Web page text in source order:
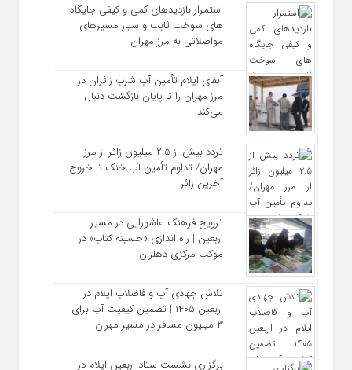
استمرار بازدیدهای کمی و کیفی جایگاه‌
های سوخت ثابت و سیار مسیرهای
مواصلاتی به مرز مهران
آبفای ایلام تأمین آب شرب زائران در
مرز مهران را تا پایان بازگشت دنبال
می‌کند
تردد بیش از ۲.۵ میلیون زائر از مرز
مهران/ تداوم تأمین آب خنک تا خروج
آخرین زائر
ترویج فرهنگ عاشورایی در مسیر
اربعین | راه‌ اندازی «حسینه کتاب» در
موکب مرکزی دهلران
تلاش جهادی آب و فاضلاب ایلام در
اربعین ۱۴۰۵ | تضمین کیفیت آب برای
۳ میلیون مسافر در مسیر مهران
برگزاری نشست ستاد اربعین ایلام در